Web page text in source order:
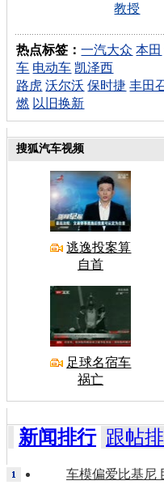
教授
热点标签：一汽大众 本田
车 电动车 凯泽西
路虎 沃尔沃 保时捷 丰田
燃 以旧换新
搜狐汽车视频
逃逸投案算
自首
足球名宿车
祸亡
新闻排行 跟帖
车模偏爱比基尼